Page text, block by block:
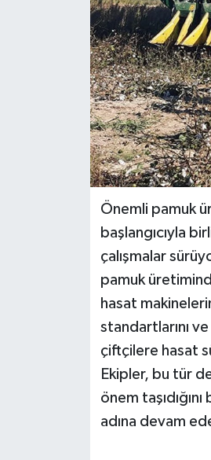
Önemli pamuk
başlangıcıyla
çalışmalar
pamuk
hasat
standartlarını
çiftçilere hasat
Ekipler, bu tür
önem
adına devam